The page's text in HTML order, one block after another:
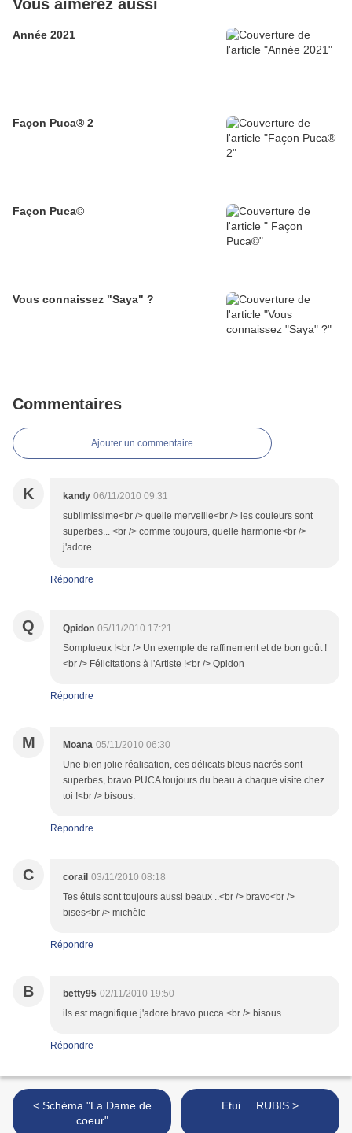
Vous aimerez aussi
Année 2021
Façon Puca® 2
Façon Puca©
Vous connaissez "Saya" ?
Commentaires
Ajouter un commentaire
K kandy 06/11/2010 09:31
sublimissime<br /> quelle merveille<br /> les couleurs sont
superbes... <br /> comme toujours, quelle harmonie<br />
j'adore
Répondre
Q Qpidon 05/11/2010 17:21
Somptueux !<br /> Un exemple de raffinement et de bon goût !
<br /> Félicitations à l'Artiste !<br /> Qpidon
Répondre
M Moana 05/11/2010 06:30
Une bien jolie réalisation, ces délicats bleus nacrés sont
superbes, bravo PUCA toujours du beau à chaque visite chez
toi !<br /> bisous.
Répondre
C corail 03/11/2010 08:18
Tes étuis sont toujours aussi beaux ..<br /> bravo<br />
bises<br /> michèle
Répondre
B betty95 02/11/2010 19:50
ils est magnifique j'adore bravo pucca <br /> bisous
Répondre
< Schéma "La Dame de
coeur"
Etui ... RUBIS >